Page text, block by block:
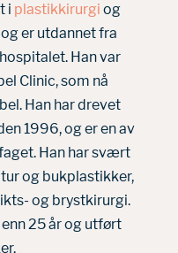
i plastikkirurgi og
er utdannet fra
Han var
Clinic, som nå
Han har drevet
1996, og er en av
Han har svært
og bukplastikker,
og brystkirurgi.
25 år og utført